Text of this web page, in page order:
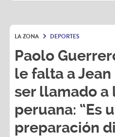
LA ZONA DEPORTES
Paolo
le falta a Jean
ser llamado a
peruana: “Es
preparación